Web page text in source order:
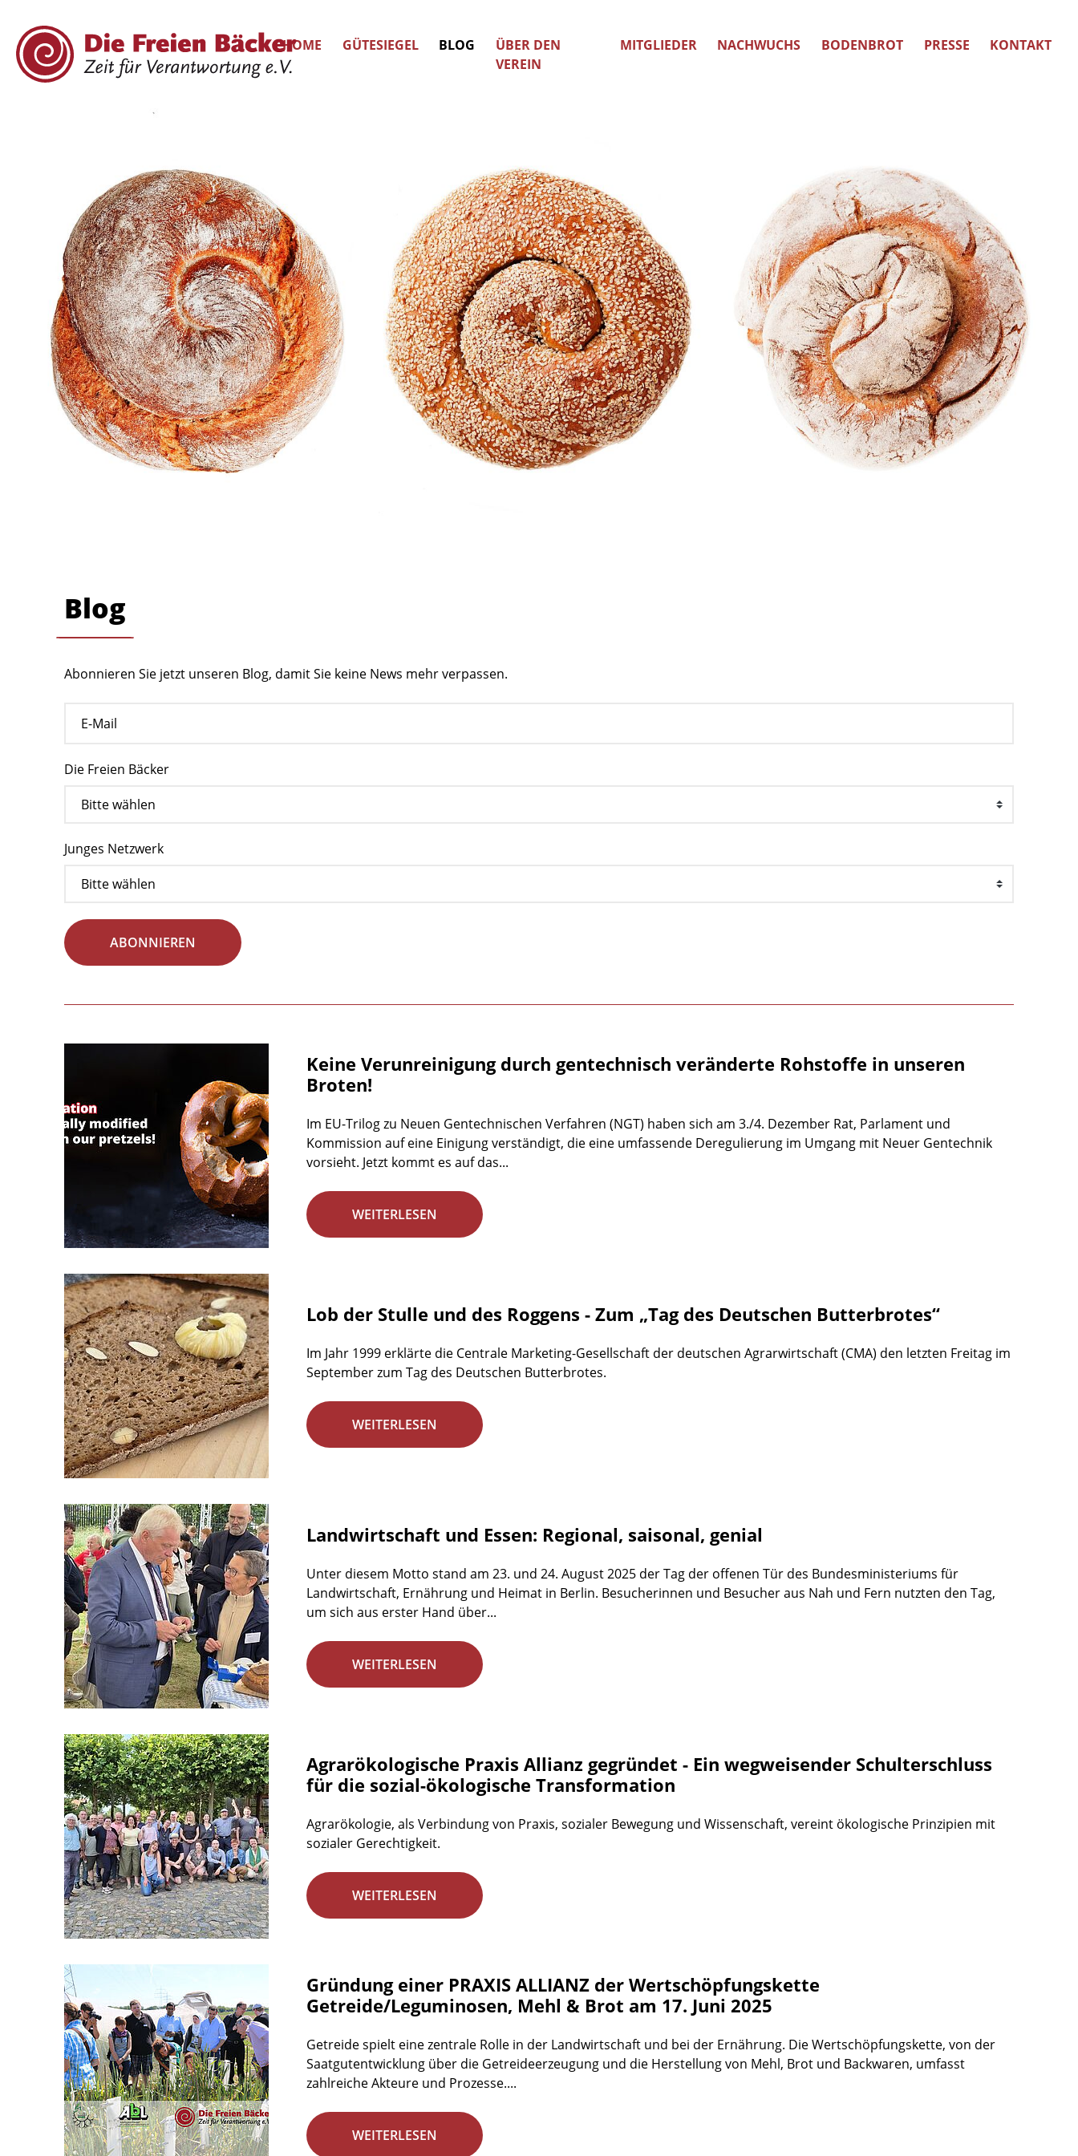
HOME GÜTESIEGEL BLOG
ÜBER DEN
VEREIN
MITGLIEDER NACHWUCHS BODENBROT PRESSE KONTAKT
Blog
Abonnieren Sie jetzt unseren Blog, damit Sie keine News mehr verpassen.
Die Freien Bäcker
Junges Netzwerk
ABONNIEREN
Keine Verunreinigung durch gentechnisch veränderte Rohstoffe in unseren
Broten!
Im EU-Trilog zu Neuen Gentechnischen Verfahren (NGT) haben sich am 3./4. Dezember Rat, Parlament und
Kommission auf eine Einigung verständigt, die eine umfassende Deregulierung im Umgang mit Neuer Gentechnik
vorsieht. Jetzt kommt es auf das...
WEITERLESEN
Lob der Stulle und des Roggens - Zum „Tag des Deutschen Butterbrotes“
Im Jahr 1999 erklärte die Centrale Marketing-Gesellschaft der deutschen Agrarwirtschaft (CMA) den letzten Freitag im
September zum Tag des Deutschen Butterbrotes.
WEITERLESEN
Landwirtschaft und Essen: Regional, saisonal, genial
Unter diesem Motto stand am 23. und 24. August 2025 der Tag der offenen Tür des Bundesministeriums für
Landwirtschaft, Ernährung und Heimat in Berlin. Besucherinnen und Besucher aus Nah und Fern nutzten den Tag,
um sich aus erster Hand über...
WEITERLESEN
Agrarökologische Praxis Allianz gegründet - Ein wegweisender Schulterschluss
für die sozial-ökologische Transformation
Agrarökologie, als Verbindung von Praxis, sozialer Bewegung und Wissenschaft, vereint ökologische Prinzipien mit
sozialer Gerechtigkeit.
WEITERLESEN
Gründung einer PRAXIS ALLIANZ der Wertschöpfungskette
Getreide/Leguminosen, Mehl & Brot am 17. Juni 2025
Getreide spielt eine zentrale Rolle in der Landwirtschaft und bei der Ernährung. Die Wertschöpfungskette, von der
Saatgutentwicklung über die Getreideerzeugung und die Herstellung von Mehl, Brot und Backwaren, umfasst
zahlreiche Akteure und Prozesse....
WEITERLESEN